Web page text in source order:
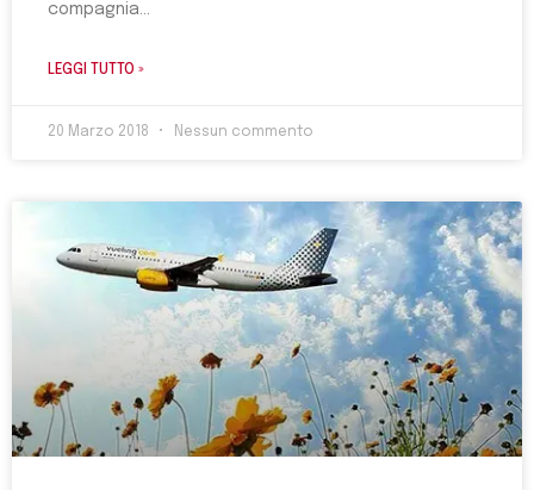
compagnia
LEGGI TUTTO »
20 Marzo 2018 Nessun commento